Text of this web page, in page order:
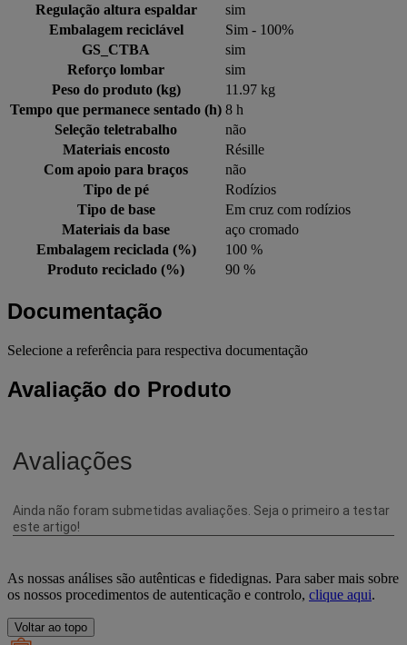
Regulação altura espaldar
sim
Embalagem reciclável
Sim - 100%
GS_CTBA
sim
Reforço lombar
sim
Peso do produto (kg)
11.97 kg
Tempo que permanece sentado (h) 8 h
Seleção teletrabalho
não
Materiais encosto
Résille
Com apoio para braços
não
Tipo de pé
Rodízios
Tipo de base
Em cruz com rodízios
Materiais da base
aço cromado
Embalagem reciclada (%)
100 %
Produto reciclado (%)
90 %
Documentação
Selecione a referência para respectiva documentação
Avaliação do Produto
As nossas análises são autênticas e fidedignas. Para saber mais sobre
os nossos procedimentos de autenticação e controlo, clique aqui.
Voltar ao topo